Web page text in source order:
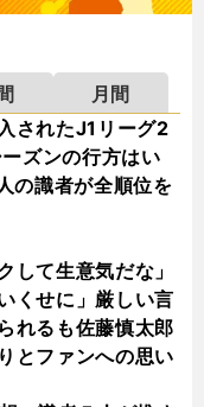
月間
されたJ1リーグ2
ズンの行方はい
識者が全順位を
して生意気だな」
くせに」厳しい言
れるも佐藤慎太郎
とファンへの思い